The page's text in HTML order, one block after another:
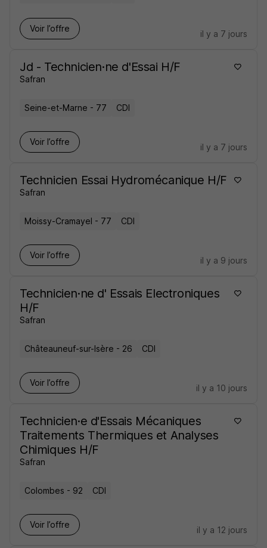
Voir l’offre
il y a 7 jours
Jd - Technicien·ne d'Essai H/F
Safran
Seine-et-Marne - 77 CDI
Voir l’offre
il y a 7 jours
Technicien Essai Hydromécanique H/F
Safran
Moissy-Cramayel - 77 CDI
Voir l’offre
il y a 9 jours
Technicien·ne d' Essais Electroniques
H/F
Safran
Châteauneuf-sur-Isère - 26 CDI
Voir l’offre
il y a 10 jours
Technicien·e d'Essais Mécaniques
Traitements Thermiques et Analyses
Chimiques H/F
Safran
Colombes - 92 CDI
Voir l’offre
il y a 12 jours